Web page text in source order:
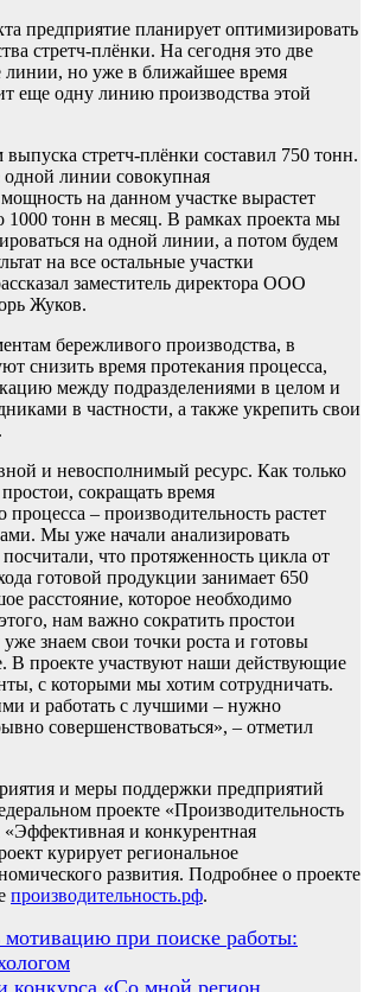
предприятие планирует оптимизировать
стретч-плёнки. На сегодня это две
линии, но уже в ближайшее время
еще одну линию производства этой
выпуска стретч-плёнки составил 750 тонн.
одной линии совокупная
на данном участке вырастет
1000 тонн в месяц. В рамках проекта мы
на одной линии, а потом будем
на все остальные участки
заместитель директора ООО
Жуков.
бережливого производства, в
снизить время протекания процесса,
между подразделениями в целом и
в частности, а также укрепить свои
и невосполнимый ресурс. Как только
сокращать время
процесса – производительность растет
Мы уже начали анализировать
что протяженность цикла от
готовой продукции занимает 650
расстояние, которое необходимо
нам важно сократить простои
знаем свои точки роста и готовы
В проекте участвуют наши действующие
с которыми мы хотим сотрудничать.
и работать с лучшими – нужно
совершенствоваться», – отметил
и меры поддержки предприятий
проекте «Производительность
«Эффективная и конкурентная
курирует региональное
развития. Подробнее о проекте
производительность.рф.
при поиске работы:
конкурса «Со мной регион